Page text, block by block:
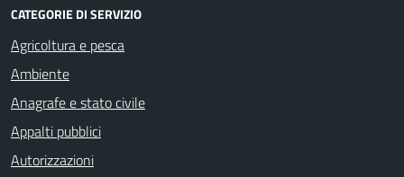
CATEGORIE DI SERVIZIO
Agricoltura e pesca
Ambiente
Anagrafe e stato civile
Appalti pubblici
Autorizzazioni